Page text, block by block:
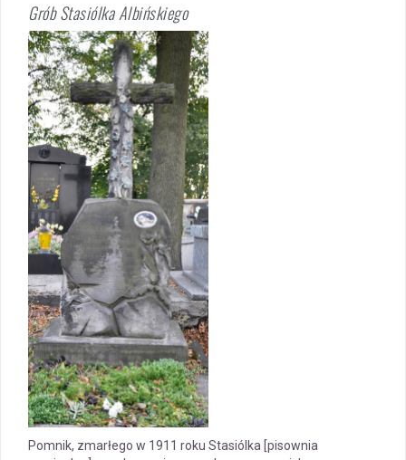
Grób Stasiólka Albińskiego
Pomnik, zmarłego w 1911 roku Stasiólka [pisownia